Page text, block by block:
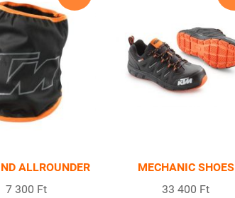
ALLROUNDER
7 300 Ft
MECHANIC SHOES
33 400 Ft